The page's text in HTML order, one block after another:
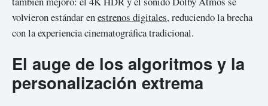
volvieron estándar enestrenos digitales, reduciendo la brecha
con la experiencia cinematográfica tradicional.
El auge de los algoritmos y la
personalización extrema